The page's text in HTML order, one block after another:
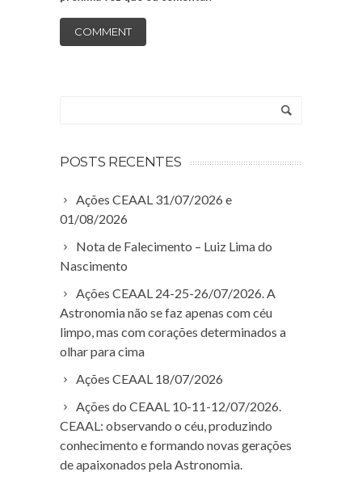
POSTS RECENTES
Ações CEAAL 31/07/2026 e
01/08/2026
Nota de Falecimento – Luiz Lima do
Nascimento
Ações CEAAL 24-25-26/07/2026. A
Astronomia não se faz apenas com céu
limpo, mas com corações determinados a
olhar para cima
Ações CEAAL 18/07/2026
Ações do CEAAL 10-11-12/07/2026.
CEAAL: observando o céu, produzindo
conhecimento e formando novas gerações
de apaixonados pela Astronomia.